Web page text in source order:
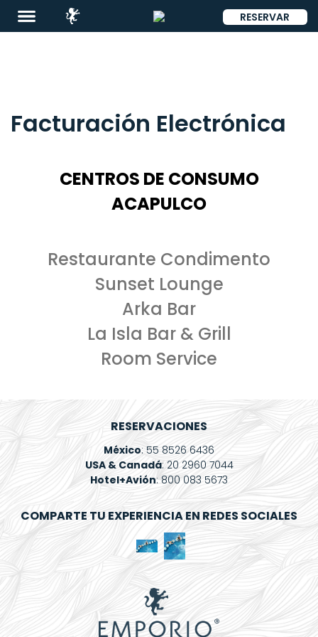
Promociones
Bares
Blog
Contacto
¿Qué
Deseas
Facturar?
ENG
RESERVAR
Facturación Electrónica
CENTROS DE CONSUMO
ACAPULCO
Restaurante Condimento
Sunset Lounge
Arka Bar
La Isla Bar & Grill
Room Service
RESERVACIONES
México: 55 8526 6436
USA & Canadá: 20 2960 7044
Hotel+Avión: 800 083 5673
COMPARTE TU EXPERIENCIA EN REDES SOCIALES